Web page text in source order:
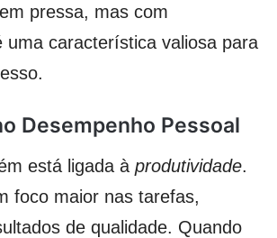
pressa, mas com
uma característica valiosa para
Desempenho Pessoal
está ligada à produtividade.
foco maior nas tarefas,
de qualidade. Quando